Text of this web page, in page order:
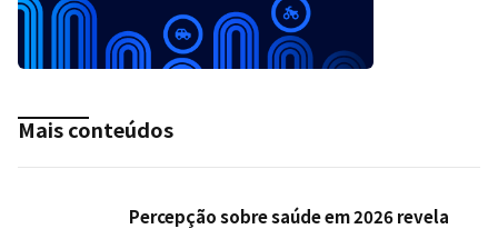
Mais conteúdos
Percepção sobre saúde em 2026 revela